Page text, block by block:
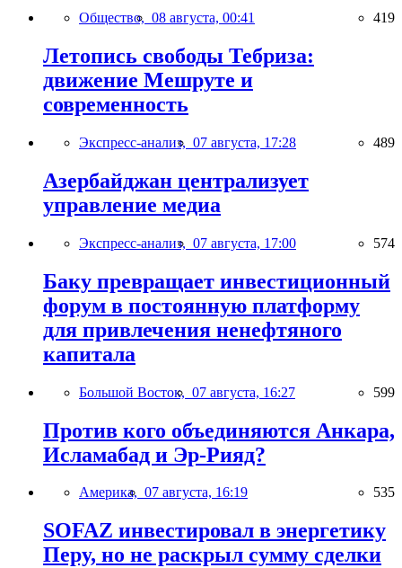
Общество, 08 августа, 00:41 419
Летопись свободы Тебриза:
движение Мешруте и
современность
Экспресс-анализ, 07 августа, 17:28 489
Азербайджан централизует
управление медиа
Экспресс-анализ, 07 августа, 17:00 574
Баку превращает инвестиционный
форум в постоянную платформу
для привлечения ненефтяного
капитала
Большой Восток, 07 августа, 16:27 599
Против кого объединяются Анкара,
Исламабад и Эр-Рияд?
Америка, 07 августа, 16:19 535
SOFAZ инвестировал в энергетику
Перу, но не раскрыл сумму сделки